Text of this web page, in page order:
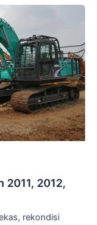
2011, 2012,
rekondisi